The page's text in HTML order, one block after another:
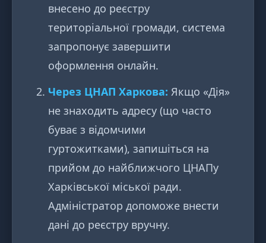
внесено до реєстру
територіальної громади, система
запропонує завершити
оформлення онлайн.
Через ЦНАП Харкова: Якщо «Дія»
не знаходить адресу (що часто
буває з відомчими
гуртожитками), запишіться на
прийом до найближчого ЦНАПу
Харківської міської ради.
Адміністратор допоможе внести
дані до реєстру вручну.